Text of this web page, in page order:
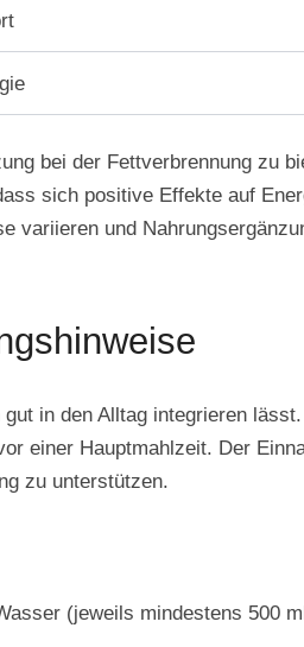
bei der Fettverbrennung zu
sich positive Effekte auf
variieren und
in den Alltag integrieren
einer Hauptmahlzeit. Der
zu unterstützen.
(jeweils mindestens 500